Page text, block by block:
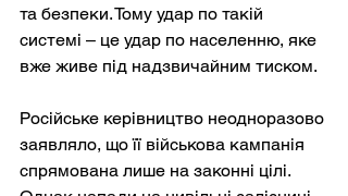
та безпеки. Тому удар по такій
системі – це удар по населенню, яке
вже живе під надзвичайним тиском.
Російське керівництво неодноразово
заявляло, що її військова кампанія
спрямована лише на законні цілі.